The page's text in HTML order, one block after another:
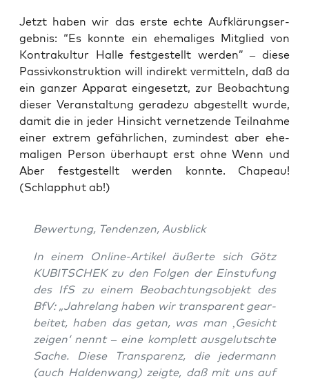
Jetzt haben wir das ers­te ech­te Auf­klä­rungs­er­
geb­nis: “Es konn­te ein ehe­ma­li­ges Mit­glied von
Kon­tra­kul­tur Hal­le fest­ge­stellt wer­den” – die­se
Pas­siv­kon­struk­ti­on will indi­rekt ver­mit­teln, daß da
ein gan­zer Appa­rat ein­ge­setzt, zur Beob­ach­tung
die­ser Ver­an­stal­tung gera­de­zu abge­stellt wur­de,
damit die in jeder Hin­sicht ver­net­zen­de Teil­nah­me
einer extrem gefähr­li­chen, zumin­dest aber ehe­
ma­li­gen Per­son über­haupt erst ohne Wenn und
Aber fest­ge­stellt wer­den konn­te. Cha­peau!
(Schlapp­hut ab!)
Bewer­tung, Ten­den­zen, Ausblick
In einem Online-Arti­kel äußer­te sich Götz
KUBITSCHEK zu den Fol­gen der Ein­stu­fung
des IfS zu einem Beob­ach­tungs­ob­jekt des
BfV: „Jah­re­lang haben wir trans­pa­rent gear­
bei­tet, haben das getan, was man ‚Gesicht
zei­gen‘ nennt – eine kom­plett aus­ge­lutsch­te
Sache. Die­se Trans­pa­renz, die jeder­mann
(auch Hal­den­wang) zeig­te, daß mit uns auf